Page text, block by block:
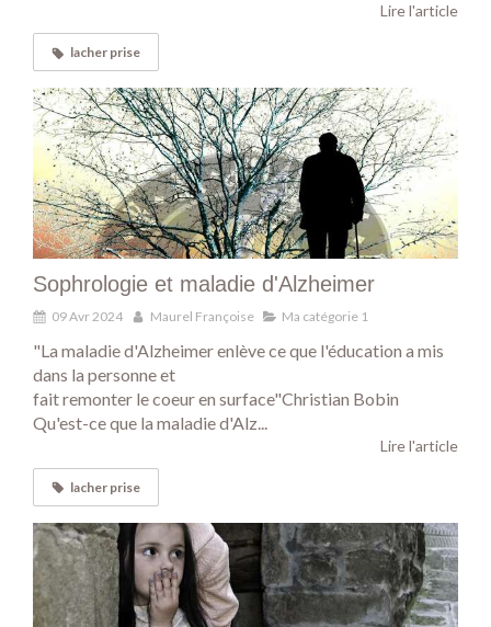
Lire l'article
lacher prise
Sophrologie et maladie d'Alzheimer
09 Avr 2024 Maurel Françoise Ma catégorie 1
"La maladie d'Alzheimer enlève ce que l'éducation a mis
dans la personne et
fait remonter le coeur en surface"Christian Bobin
Qu'est-ce que la maladie d'Alz...
Lire l'article
lacher prise